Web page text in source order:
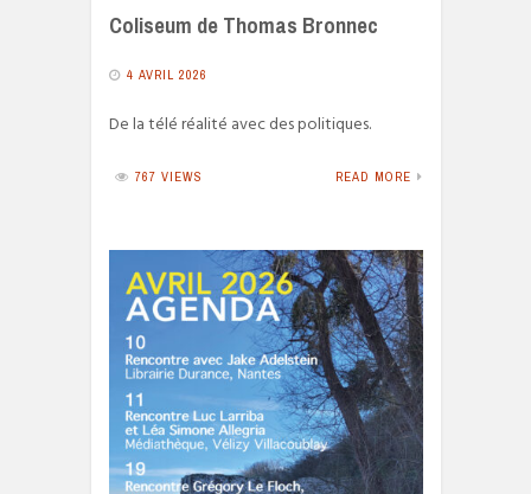
Coliseum de Thomas Bronnec
4 AVRIL 2026
De la télé réalité avec des politiques.
767 VIEWS READ MORE